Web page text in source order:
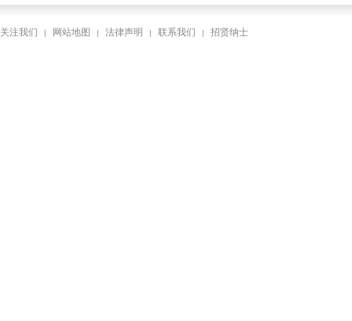
关注我们 | 网站地图 | 法律声明 | 联系我们 | 招贤纳士